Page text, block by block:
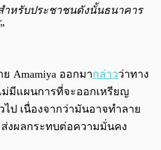
ำหรับประชาชนดังนั้นธนาคาร
Amamiya ออกมากล่าวว่าทาง
มีแผนการที่จะออกเหรียญ
ไป เนื่องจากว่ามันอาจทำลาย
งผลกระทบต่อความมั่นคง